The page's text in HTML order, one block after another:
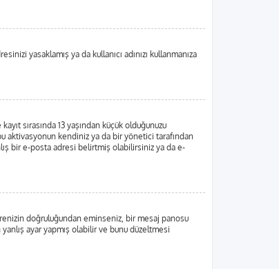
yasaklamış ya da kullanıcı adınızı kullanmanıza
sırasında 13 yaşından küçük olduğunuzu
aktivasyonun kendiniz ya da bir yönetici tarafından
bir e-posta adresi belirtmiş olabilirsiniz ya da e-
doğruluğundan eminseniz, bir mesaj panosu
ayar yapmış olabilir ve bunu düzeltmesi